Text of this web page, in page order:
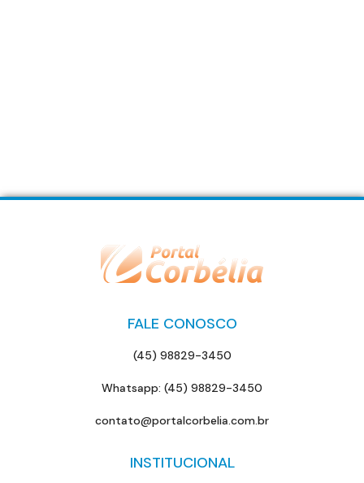
FALE CONOSCO
(45) 98829-3450
Whatsapp: (45) 98829-3450
contato@portalcorbelia.com.br
INSTITUCIONAL